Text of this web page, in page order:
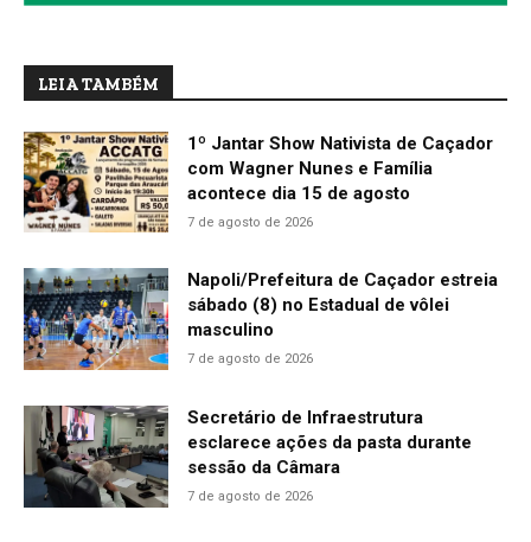
LEIA TAMBÉM
1º Jantar Show Nativista de Caçador
com Wagner Nunes e Família
acontece dia 15 de agosto
7 de agosto de 2026
Napoli/Prefeitura de Caçador estreia
sábado (8) no Estadual de vôlei
masculino
7 de agosto de 2026
Secretário de Infraestrutura
esclarece ações da pasta durante
sessão da Câmara
7 de agosto de 2026